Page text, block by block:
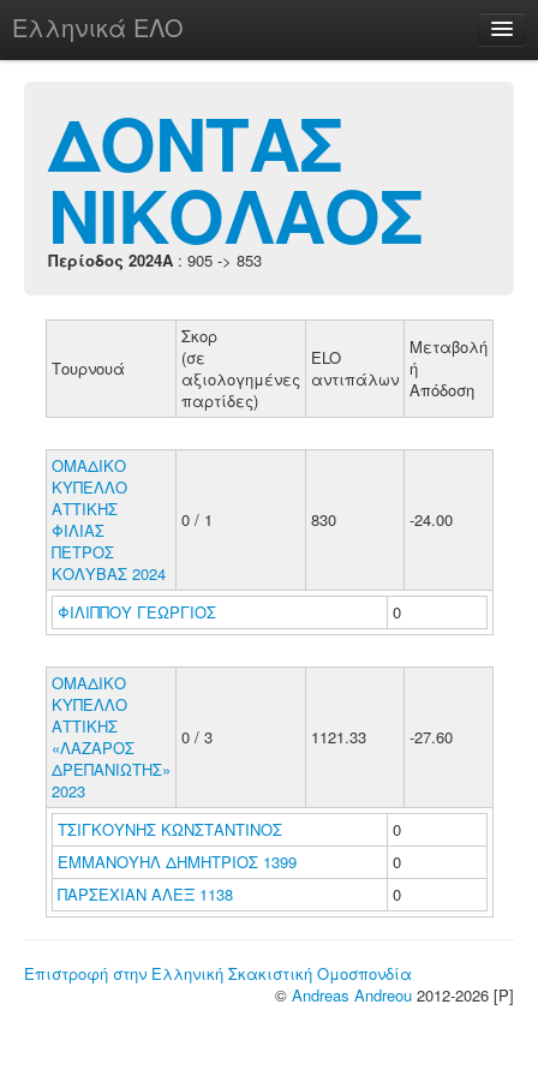
Ελληνικά ΕΛΟ
chesstu.be @ discord
Login
ΔΟΝΤΑΣ
ΝΙΚΟΛΑΟΣ
Περίοδος 2024A : 905 -> 853
Τουρνουά
Σκορ
(σε
αξιολογημένες
παρτίδες)
ELO
αντιπάλων
Μεταβολή
ή
Απόδοση
ΟΜΑΔΙΚΟ
ΚΥΠΕΛΛΟ
ΑΤΤΙΚΗΣ
ΦΙΛΙΑΣ
ΠΕΤΡΟΣ
ΚΟΛΥΒΑΣ 2024
0 / 1 830 -24.00
ΦΙΛΙΠΠΟΥ ΓΕΩΡΓΙΟΣ 0
ΟΜΑΔΙΚΟ
ΚΥΠΕΛΛΟ
ΑΤΤΙΚΗΣ
«ΛΑΖΑΡΟΣ
ΔΡΕΠΑΝΙΩΤΗΣ»
2023
0 / 3 1121.33 -27.60
ΤΣΙΓΚΟΥΝΗΣ ΚΩΝΣΤΑΝΤΙΝΟΣ
0
ΕΜΜΑΝΟΥΗΛ ΔΗΜΗΤΡΙΟΣ 1399
0
ΠΑΡΣΕΧΙΑΝ ΑΛΕΞ 1138
0
Επιστροφή στην Ελληνική Σκακιστική Ομοσπονδία
© Andreas Andreou 2012-2026 [P]